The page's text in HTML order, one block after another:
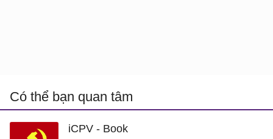
Có thể bạn quan tâm
iCPV - Book